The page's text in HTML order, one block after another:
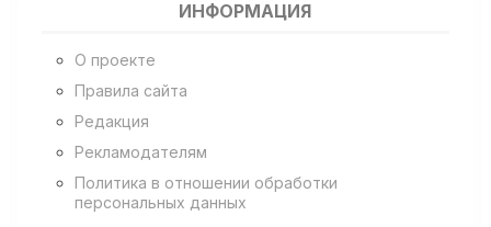
ИНФОРМАЦИЯ
О проекте
Правила сайта
Редакция
Рекламодателям
Политика в отношении обработки
персональных данных